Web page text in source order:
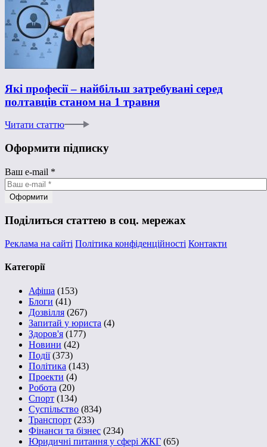
Які професії – найбільш затребувані серед
полтавців станом на 1 травня
Читати статтю
Оформити підписку
Ваш e-mail *
Поділиться статтею в соц. мережах
Реклама на сайті Політика конфіденційності Контакти
Категорії
Афіша (153)
Блоги (41)
Дозвілля (267)
Запитай у юриста (4)
Здоров'я (177)
Новини (42)
Події(373)
Політика (143)
Проекти (4)
Робота (20)
Спорт (134)
Суспільство (834)
Транспорт (233)
Фінанси та бізнес (234)
Юридичні питання у сфері ЖКГ (65)